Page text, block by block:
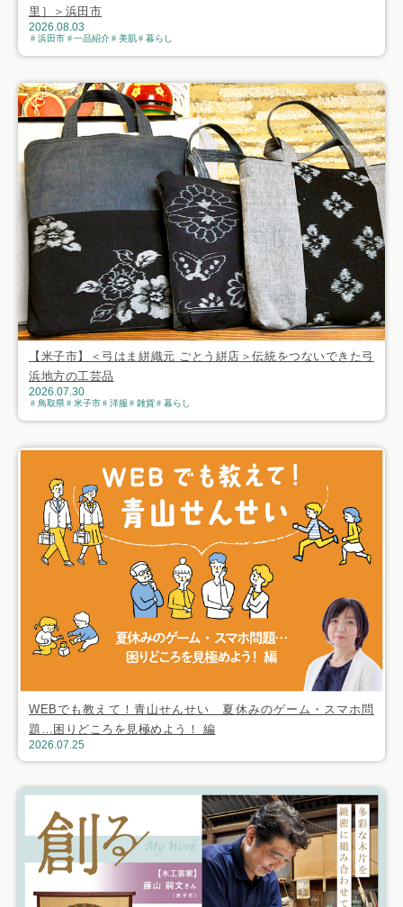
里］＞浜田市
2026.08.03
浜田市 一品紹介 美肌 暮らし
【米子市】＜弓はま絣織元 ごとう絣店＞伝統をつないできた弓
浜地方の工芸品
2026.07.30
鳥取県 米子市 洋服 雑貨 暮らし
WEBでも教えて！青山せんせい 夏休みのゲーム・スマホ問
題…困りどころを見極めよう！ 編
2026.07.25